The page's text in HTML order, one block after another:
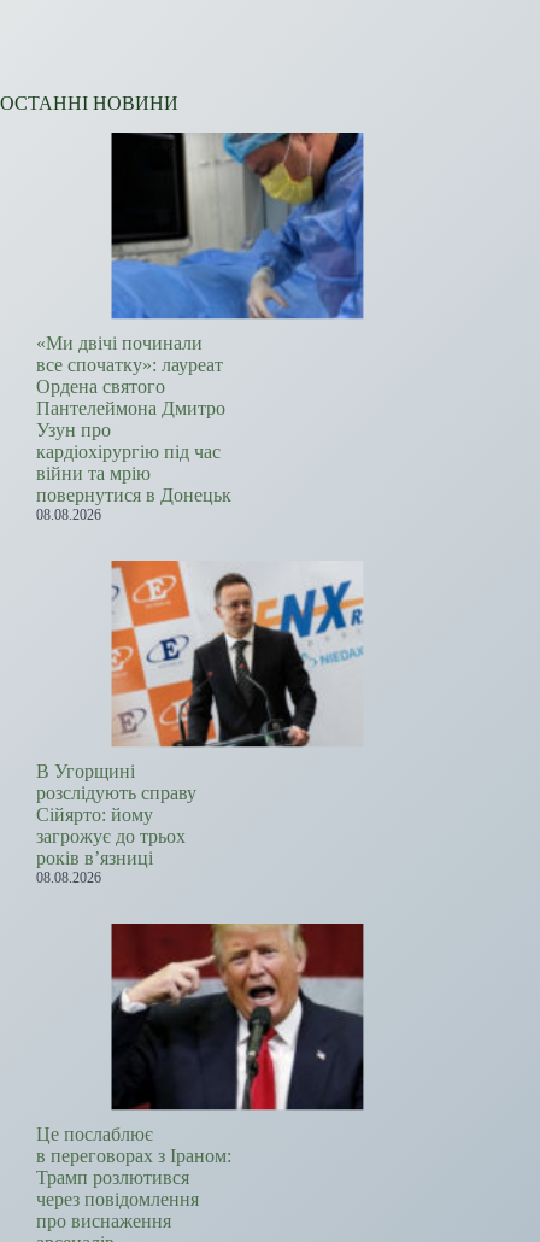
ОСТАННІ НОВИНИ
«Ми двічі починали
все спочатку»: лауреат
Ордена святого
Пантелеймона Дмитро
Узун про
кардіохірургію під час
війни та мрію
повернутися в Донецьк
08.08.2026
В Угорщині
розслідують справу
Сійярто: йому
загрожує до трьох
років в’язниці
08.08.2026
Це послаблює
в переговорах з Іраном:
Трамп розлютився
через повідомлення
про виснаження